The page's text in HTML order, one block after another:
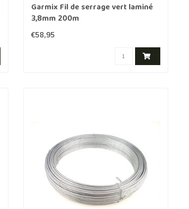
Garmix Fil de serrage vert laminé
3,8mm 200m
€58,95